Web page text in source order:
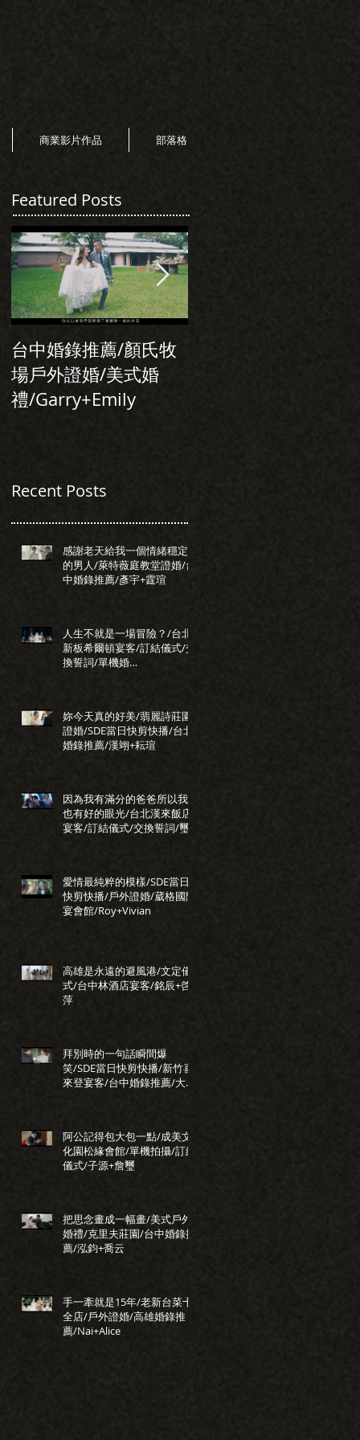
商業影片作品 部落格
Featured Posts
台中婚錄推薦/顏氏牧
場戶外證婚/美式婚
禮/Garry+Emily
Recent Posts
感謝老天給我一個情緒穩定
的男人/萊特薇庭教堂證婚/台
中婚錄推薦/彥宇+霆瑄
人生不就是一場冒險？/台北
新板希爾頓宴客/訂結儀式/交
換誓詞/單機婚
妳今天真的好美/翡麗詩莊園
證婚/SDE當日快剪快播/台北
婚錄推薦/漢翊+耘瑄
因為我有滿分的爸爸所以我
也有好的眼光/台北漢來飯店
宴客/訂結儀式/交換誓詞/璽
愛情最純粹的模樣/SDE當日
快剪快播/戶外證婚/葳格國際
宴會館/Roy+Vivian
高雄是永遠的避風港/文定儀
式/台中林酒店宴客/銘辰+啓
萍
拜別時的一句話瞬間爆
笑/SDE當日快剪快播/新竹喜
來登宴客/台中婚錄推薦/大藝
阿公記得包大包一點/成美文
化園松緣會館/單機拍攝/訂結
儀式/子源+詹璽
把思念畫成一幅畫/美式戶外
婚禮/克里夫莊園/台中婚錄推
薦/泓鈞+喬云
手一牽就是15年/老新台菜十
全店/戶外證婚/高雄婚錄推
薦/Nai+Alice